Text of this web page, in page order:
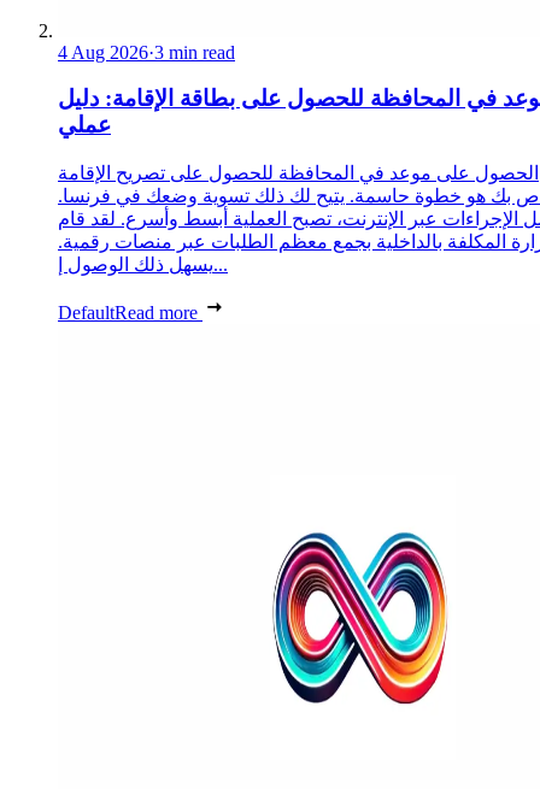
4 Aug 2026·3 min read
في المحافظة للحصول على بطاقة الإقامة: دليل
عملي
الحصول على موعد في المحافظة للحصول على تصريح الإقامة
بك هو خطوة حاسمة. يتيح لك ذلك تسوية وضعك في فرنسا.
الإجراءات عبر الإنترنت، تصبح العملية أبسط وأسرع. لقد قام
المكلفة بالداخلية بجمع معظم الطلبات عبر منصات رقمية.
يسهل ذلك الوصول إ...
DefaultRead more